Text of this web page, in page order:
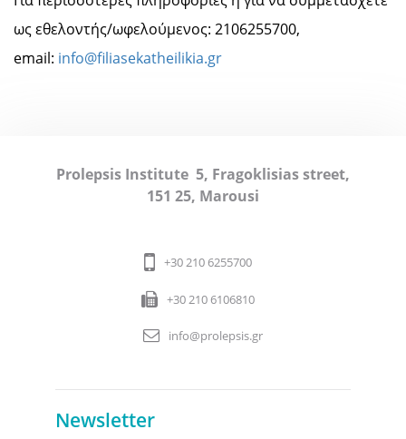
ως εθελοντής/ωφελούμενος: 2106255700,
email: info@filiasekatheilikia.gr
Prolepsis Institute 5, Fragoklisias street,
151 25, Marousi
+30 210 6255700
+30 210 6106810
info@prolepsis.gr
Newsletter